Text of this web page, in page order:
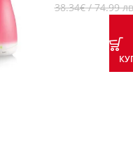
38.34€/ 74.99